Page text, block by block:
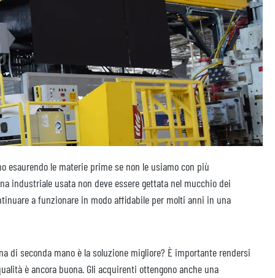
esaurendo le materie prime se non le usiamo con più
industriale usata non deve essere gettata nel mucchio dei
a funzionare in modo affidabile per molti anni in una
di seconda mano è la soluzione migliore? È importante rendersi
è ancora buona. Gli acquirenti ottengono anche una